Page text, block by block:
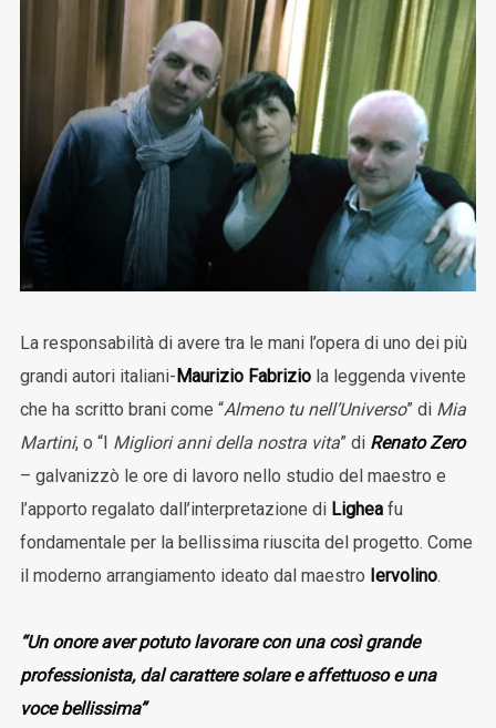
La responsabilità di avere tra le mani l’opera di uno dei più
grandi autori italiani- Maurizio Fabriziola leggenda vivente
che ha scritto brani come “Almeno tu nell’Universo” di Mia
Martini, o “I Migliori anni della nostra vita” di Renato Zero
– galvanizzò le ore di lavoro nello studio del maestro e
l’apporto regalato dall’interpretazione di Ligheafu
fondamentale per la bellissima riuscita del progetto. Come
il moderno arrangiamento ideato dal maestro Iervolino.
“Un onore aver potuto lavorare con una così grande
professionista, dal carattere solare e affettuoso e una
voce bellissima”